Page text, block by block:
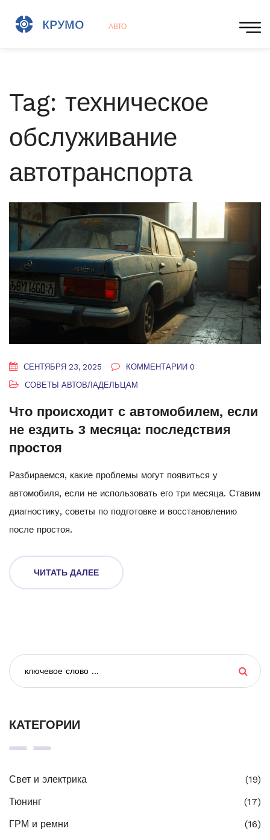
Tag: техническое
обслуживание
автотранспорта
СЕНТЯБРЯ 23, 2025
КОММЕНТАРИИ 0
СОВЕТЫ АВТОВЛАДЕЛЬЦАМ
Что происходит с автомобилем, если
не ездить 3 месяца: последствия
простоя
Разбираемся, какие проблемы могут появиться у
автомобиля, если не использовать его три месяца. Ставим
диагностику, советы по подготовке и восстановлению
после простоя.
ЧИТАТЬ ДАЛЕЕ
КАТЕГОРИИ
Свет и электрика
(19)
Тюнинг
(17)
ГРМ и ремни
(16)